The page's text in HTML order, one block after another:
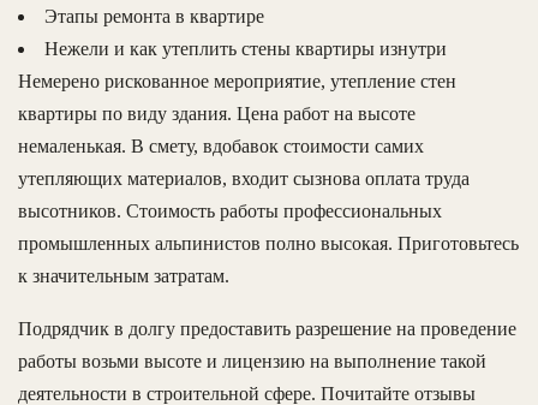
Этапы ремонта в квартире
Нежели и как утеплить стены квартиры изнутри
Немерено рискованное мероприятие, утепление стен
квартиры по виду здания. Цена работ на высоте
немаленькая. В смету, вдобавок стоимости самих
утепляющих материалов, входит сызнова оплата труда
высотников. Стоимость работы профессиональных
промышленных альпинистов полно высокая. Приготовьтесь
к значительным затратам.
Подрядчик в долгу предоставить разрешение на проведение
работы возьми высоте и лицензию на выполнение такой
деятельности в строительной сфере. Почитайте отзывы